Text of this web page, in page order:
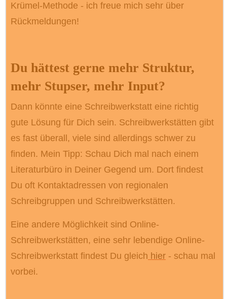
Krümel-Methode - ich freue mich sehr über
Rückmeldungen!
Du hättest gerne mehr Struktur,
mehr Stupser, mehr Input?
Dann könnte eine Schreibwerkstatt eine richtig
gute Lösung für Dich sein. Schreibwerkstätten gibt
es fast überall, viele sind allerdings schwer zu
finden. Mein Tipp: Schau Dich mal nach einem
Literaturbüro in Deiner Gegend um. Dort findest
Du oft Kontaktadressen von regionalen
Schreibgruppen und Schreibwerkstätten.
Eine andere Möglichkeit sind Online-
Schreibwerkstätten, eine sehr lebendige Online-
Schreibwerkstatt findest Du gleich hier - schau mal
vorbei.